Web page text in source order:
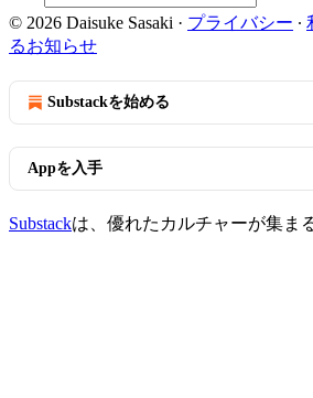
© 2026 Daisuke Sasaki · プライバシー ∙
るお知らせ
Substackを始める
Appを入手
Substackは、優れたカルチャーが集ま